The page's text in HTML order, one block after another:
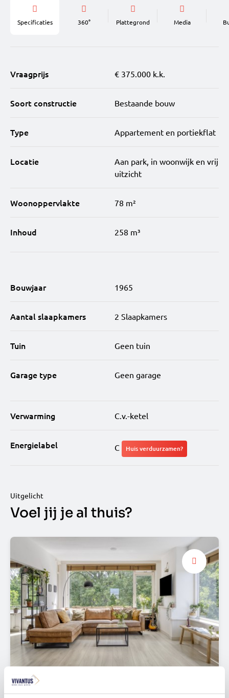
Specificaties 360° Plattegrond Media
Vraagprijs € 375.000 k.k.
Soort constructie Bestaande bouw
Type Appartement en portiekflat
Locatie
Aan park, in woonwijk en vrij
uitzicht
Woonoppervlakte 78 m²
Inhoud 258 m³
Bouwjaar 1965
Aantal slaapkamers 2 Slaapkamers
Tuin Geen tuin
Garage type Geen garage
Verwarming C.v.-ketel
Energielabel C Huis verduurzamen?
Uitgelicht
Voel jij je al thuis?